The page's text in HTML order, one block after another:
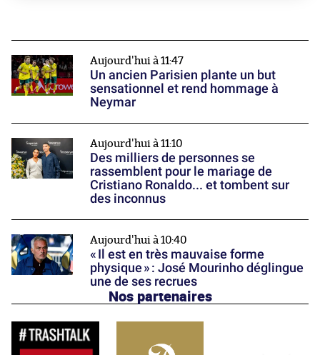
Aujourd'hui à 11:47
Un ancien Parisien plante un but
sensationnel et rend hommage à
Neymar
Aujourd'hui à 11:10
Des milliers de personnes se
rassemblent pour le mariage de
Cristiano Ronaldo... et tombent sur
des inconnus
Aujourd'hui à 10:40
« Il est en très mauvaise forme
physique » : José Mourinho déglingue
une de ses recrues
Nos partenaires